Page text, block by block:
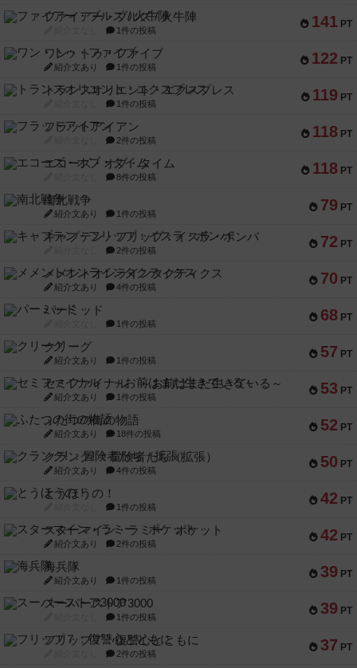
141 PT
ファイアー・ブルズ / 火牛陣
1件の投稿
122 PT
ワン・トゥ・ファイブ
紹介文あり 1件の投稿
119 PT
トランスオリエント・エクスプレス
1件の投稿
118 PT
フラットアイアン
2件の投稿
118 PT
エコーズ・オブ・タイム
8件の投稿
79 PT
南北戦争
紹介文あり 1件の投稿
72 PT
キャプテン・フリップ：イスラ・ボンバ
2件の投稿
70 PT
メメントオンラインタクティクス
紹介文あり 4件の投稿
68 PT
パーミッド
1件の投稿
57 PT
クリーグ
紹介文あり 1件の投稿
53 PT
セミファイナル ～お前はまだ生きている～
紹介文あり 1件の投稿
52 PT
ふたつの街の物語
紹介文あり 18件の投稿
50 PT
クランク! ：冒険者たち（拡張）
紹介文あり 4件の投稿
42 PT
とうほうの！
1件の投稿
42 PT
スターマイン・ラミー ポケット
紹介文あり 2件の投稿
39 PT
海兵隊
紹介文あり 1件の投稿
39 PT
スーパーストア3000
1件の投稿
37 PT
フリップ７：復讐心とともに
2件の投稿